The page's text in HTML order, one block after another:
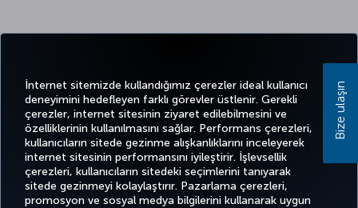
İnternet sitemizde kullandığımız çerezler ideal kullanıcı
deneyimini hedefleyen farklı görevler üstlenir. Gerekli
çerezler, internet sitesinin ziyaret edilebilmesini ve
özelliklerinin kullanılmasını sağlar. Performans çerezleri,
kullanıcıların sitede gezinme alışkanlıklarını inceleyerek
internet sitesinin performansını iyileştirir. İşlevsellik
çerezleri, kullanıcıların sitedeki seçimlerini tanıyarak
sitede gezinmeyi kolaylaştırır. Pazarlama çerezleri,
promosyon ve sosyal medya bilgilerini kullanarak uygun
Bize ulaşın